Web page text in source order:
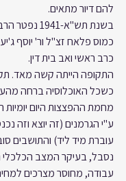
להם דיור מתאים.
בשנת תש"א-
כמוס פלאח זצ"ל ור' יוסף
כרב ראשי ואב בית דין.
התקופה הייתה קשה מאד.
כשכל האוכלוסיה ברחה
מחמת ההפצצות היום יומיות
ע"י הגרמנים (זה יוצא וזה
עוברת מיד ליד) והתושבים
נסבל, בעיקר המצב הכלכלי
עבודה, מחוסר מצרכים